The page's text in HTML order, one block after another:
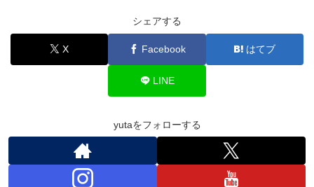
e
b
er
e
dI
at
s
A
p
p
ck
et
シェアする
X Facebook はてブ
LINE
yutaをフォローする